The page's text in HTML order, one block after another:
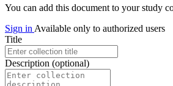
You can add this document to your study
Sign in Available only to authorized users
Title
Description (optional)